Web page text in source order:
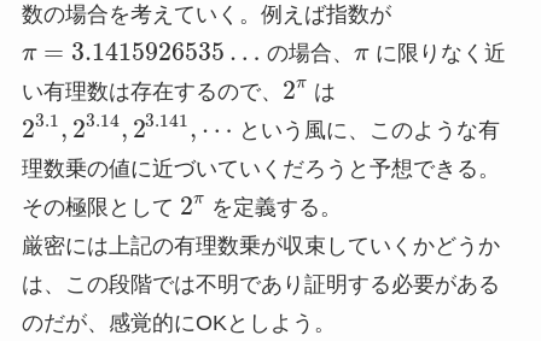
数の場合を考えていく。例えば指数が
π = 3.1415926535 … の場合、πに限りなく近
い有理数は存在するので、 2π は
23.1, 23.14, 23.141, ⋯ という風に、このような有
理数乗の値に近づいていくだろうと予想できる。
その極限として 2π を定義する。
厳密には上記の有理数乗が収束していくかどうか
は、この段階では不明であり証明する必要がある
のだが、感覚的にOKとしよう。